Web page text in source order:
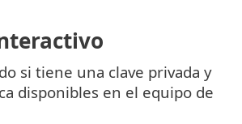
si tiene una clave privada y
disponibles en el equipo de